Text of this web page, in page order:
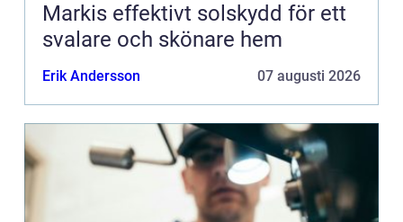
Markis effektivt solskydd för ett
svalare och skönare hem
Erik Andersson 07 augusti 2026